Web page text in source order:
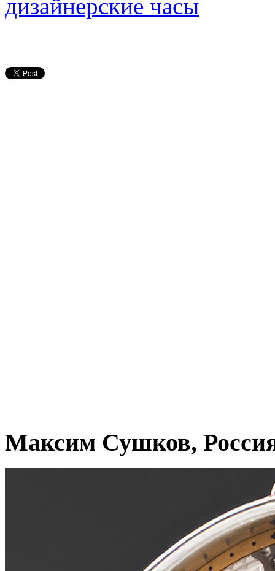
дизайнерские часы
Максим Сушков,